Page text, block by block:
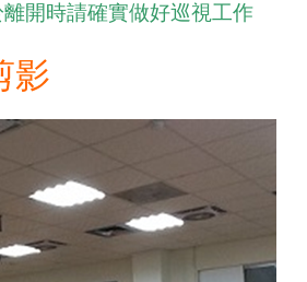
開時請確實做好巡視工作
影